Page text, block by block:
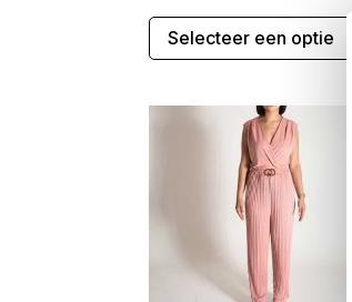
Selecteer een optie